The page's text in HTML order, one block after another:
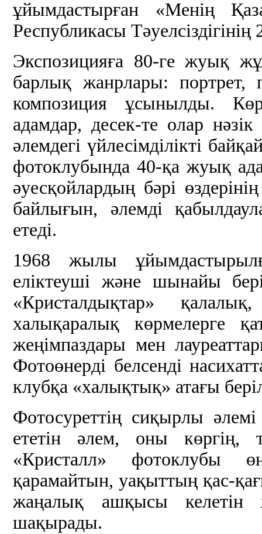
ұйымдастырған «Менің
Республикасы
Экспозицияға 80-ге жуық
барлық жанрлары: портрет,
композиция ұсынылды.
адамдар, десек-те олар нәзік
әлемдегі үйлесімділікті
фотоклубында 40-қа жуық
әуесқойлардың бәрі
байлығын, әлемді
етеді.
1968 жылы
еліктеуші және шынайы
«Кристалдықтар»
халықаралық көрмелерге
жеңімпаздары мен
Фотоөнерді белсенді
клубқа «халықтық» атағы
Фотосуреттің сиқырлы
ететін әлем, оны көргің,
«Кристалл» фотоклубы
қарамайтын, уақыттың қас-
жаңалық ашқысы келетін
шақырады.